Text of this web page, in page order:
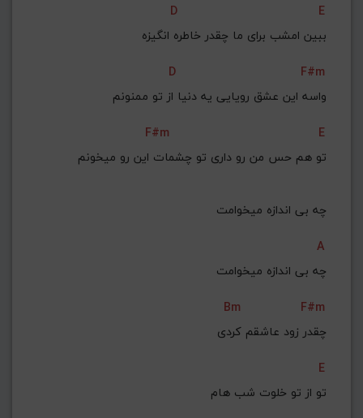
D
E
ببین امشب برای ما چقدر خاطره انگیزه
D
F#m
واسه این عشق رویایی یه دنیا از تو ممنونم
F#m
E
تو هم حس من رو داری تو چشمات این رو میخونم
چه بی‌ اندازه میخوامت
A
چه بی‌ اندازه میخوامت
Bm
F#m
چقدر زود عاشقم کردی
E
تو از تو خلوت شب هام